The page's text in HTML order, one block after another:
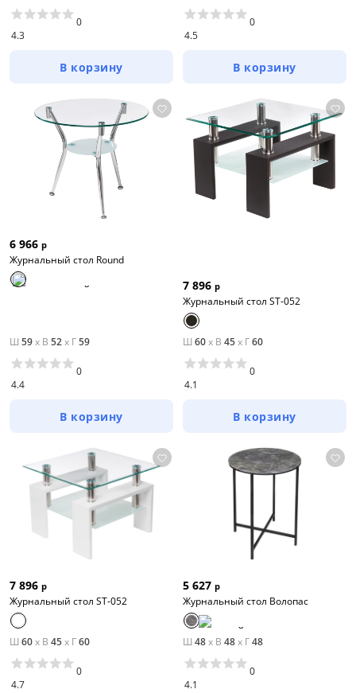
4.3
0
В корзину
4.5
0
В корзину
6 966 р
Журнальный стол Round
Ш 59x В 52x Г59
4.4
0
В корзину
7 896 р
Журнальный стол ST-052
Ш 60x В 45x Г60
4.1
0
В корзину
7 896 р
Журнальный стол ST-052
Ш 60x В 45x Г60
4.7
0
5 627 р
Журнальный стол Волопас
Ш 48x В 48x Г48
4.1
0